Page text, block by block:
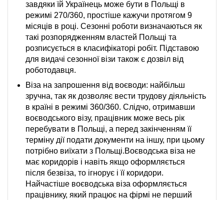
завдяки їй Українець може бути в Польщі в
режимі 270/360, простіше кажучи протягом 9
місяців в році. Сезонні роботи визначаються як
такі розпорядженням властей Польщі та
розписується в класифікаторі робіт. Підставою
для видачі сезонної візи також є дозвіл від
роботодавця.
Віза на запрошення від воєводи: найбільш
зручна, так як дозволяє вести трудову діяльність
в країні в режимі 360/360. Слідчо, отримавши
воєводського візу, працівник може весь рік
перебувати в Польщі, а перед закінченням її
терміну дії подати документи на іншу, при цьому
потрібно виїхати з Польщі.Воєводська віза не
має коридорів і навіть якщо оформляється
після безвіза, то ігнорує і її коридори.
Найчастіше воєводська віза оформляється
працівнику, який працює на фірмі не перший